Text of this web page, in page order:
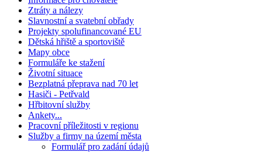
Ztráty a nálezy
Slavnostní a svatební obřady
Projekty spolufinancované EU
Dětská hřiště a sportoviště
Mapy obce
Formuláře ke stažení
Životní situace
Bezplatná přeprava nad 70 let
Hasiči - Petřvald
Hřbitovní služby
Ankety...
Pracovní příležitosti v regionu
Služby a firmy na území města
Formulář pro zadání údajů